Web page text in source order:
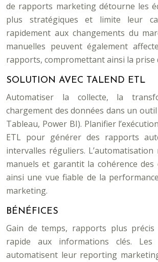
de rapports marketing détourne les
plus stratégiques et limite leur
rapidement aux changements du
manuelles peuvent également
rapports, compromettant ainsi la prise
SOLUTION AVEC TALEND ETL
Automatiser la collecte, la
chargement des données dans un
Tableau, Power BI). Planifier
ETL pour générer des rapports
intervalles réguliers.
manuels et garantit la cohérence
ainsi une vue fiable de la
marketing.
BÉNÉFICES
Gain de temps, rapports plus
rapide aux informations clés. Les
automatisent leur reporting